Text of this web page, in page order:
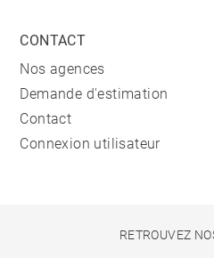
CONTACT
Nos agences
Demande d'estimation
Contact
Connexion utilisateur
RETROUVEZ